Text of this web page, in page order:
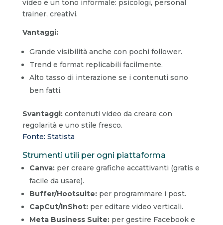
video e un tono informale: psicologi, personal
trainer, creativi.
Vantaggi:
Grande visibilità anche con pochi follower.
Trend e format replicabili facilmente.
Alto tasso di interazione se i contenuti sono
ben fatti.
Svantaggi:contenuti video da creare con
regolarità e uno stile fresco.
Fonte: Statista
Strumenti utili per ogni piattaforma
Canva:per creare grafiche accattivanti (gratis e
facile da usare).
Buffer/Hootsuite:per programmare i post.
CapCut/InShot:per editare video verticali.
Meta Business Suite:per gestire Facebook e